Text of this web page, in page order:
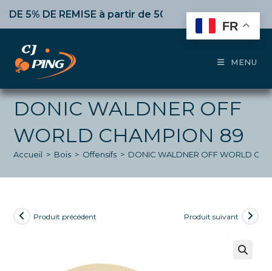
DE REMISEà partir de 50€ d’achat,10%dès 100€,
MENU
DONIC WALDNER OFF
WORLD CHAMPION 89
Accueil > Bois > Offensifs > DONIC WALDNER OFF WORLD
Produit précédent Produit suivant
FR